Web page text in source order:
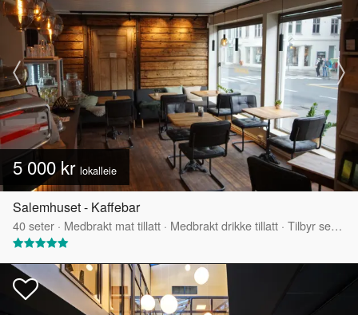
5 000 kr lokalleie
Salemhuset - Kaffebar
40seter · Medbrakt mat tillatt · Medbrakt drikke tillatt · Tilbyr servering